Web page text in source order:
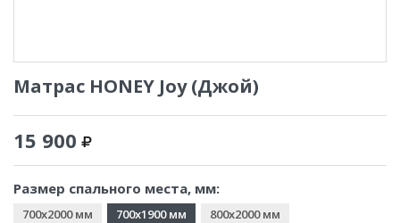
Матрас HONEY Joy (Джой)
15 900
Размер спального места, мм:
700x2000 мм 700x1900 мм
800x2000 мм